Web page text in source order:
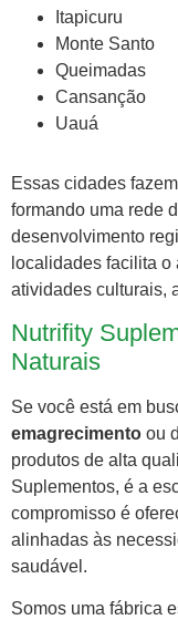
Itapicuru
Monte Santo
Queimadas
Cansanção
Uauá
Essas cidades
formando uma rede
desenvolvimento
localidades facilita
atividades culturais,
Nutrifity
Naturais
Se você está em
emagrecimento ou
produtos de alta
Suplementos, é a
compromisso é
alinhadas às
saudável.
Somos uma fábrica